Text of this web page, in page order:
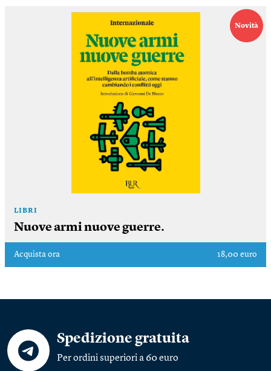
Novità
LIBRI
Nuove armi nuove guerre.
Acquista ora 18,00 euro
Spedizione gratuita
Per ordini superiori a 60 euro